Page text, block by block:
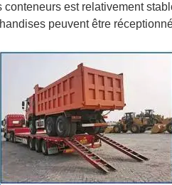
est relativement
peuvent être